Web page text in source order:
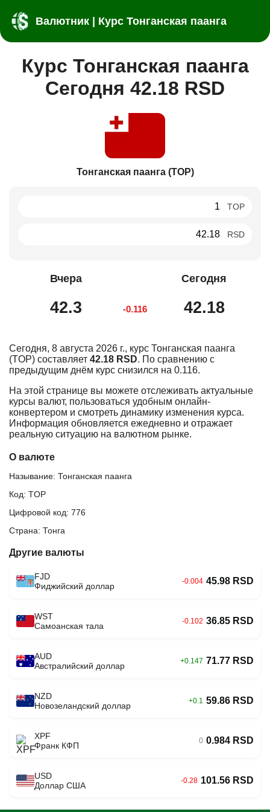
Валютник | Курс Тонганская паанга
Курс Тонганская паанга
Сегодня 42.18 RSD
Тонганская паанга (TOP)
TOP
RSD
Вчера
42.3 -0.116
Сегодня
42.18
Сегодня, 8 августа 2026 г., курс Тонганская паанга
(TOP) составляет 42.18 RSD. По сравнению с
предыдущим днём курс снизился на 0.116.
На этой странице вы можете отслеживать актуальные
курсы валют, пользоваться удобным онлайн-
конвертером и смотреть динамику изменения курса.
Информация обновляется ежедневно и отражает
реальную ситуацию на валютном рынке.
О валюте
Называние: Тонганская паанга
Код: TOP
Цифровой код: 776
Страна: Тонга
Другие валюты
FJD
Фиджийский доллар
-0.004 45.98 RSD
WST
Самоанская тала
-0.102 36.85 RSD
AUD
Австралийский доллар
+0.147 71.77 RSD
NZD
Новозеландский доллар
+0.1 59.86 RSD
XPF
Франк КФП
0 0.984 RSD
USD
Доллар США
-0.28 101.56 RSD